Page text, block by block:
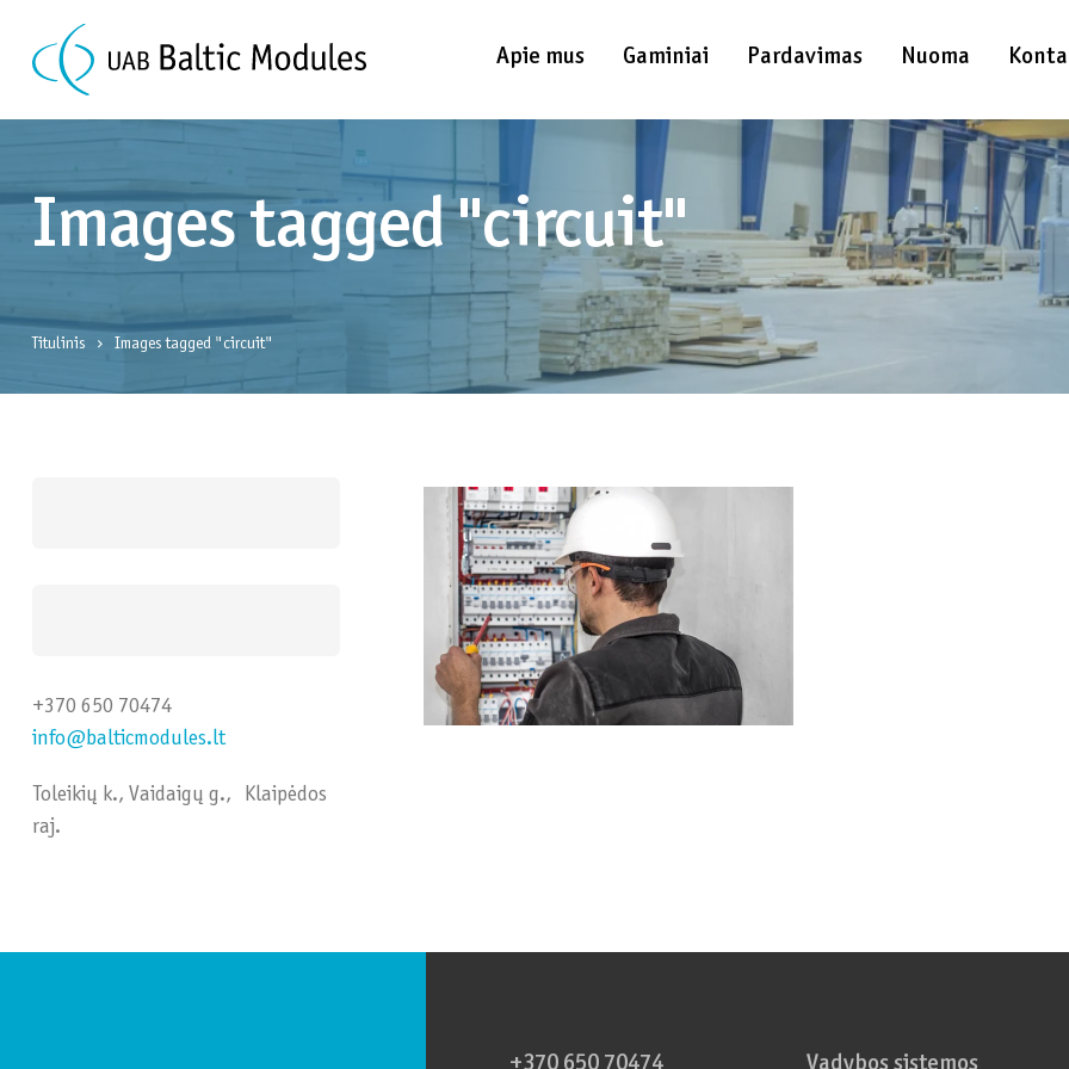
Apie mus Gaminiai Pardavimas Nuoma
Images tagged "circuit"
Titulinis Images tagged "circuit"
+370 650 70474
info@balticmodules.lt
Toleikių k., Vaidaigų g., Klaipėdos
raj.